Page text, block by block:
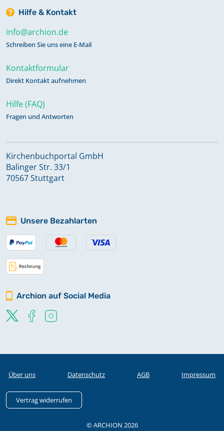
Hilfe & Kontakt
info@archion.de
Schreiben Sie uns eine E-Mail
Kontaktformular
Direkt Kontakt aufnehmen
Hilfe (FAQ)
Fragen und Antworten
Kirchenbuchportal GmbH
Balinger Str. 33/1
70567 Stuttgart
Unsere Bezahlarten
Archion auf Social Media
Über uns Datenschutz AGB Impressum
Vertrag widerrufen
© ARCHION 2026